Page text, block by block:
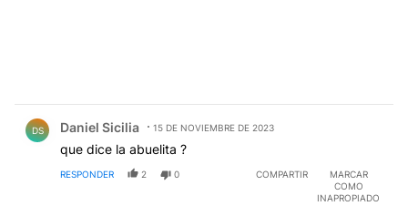
DS Daniel Sicilia 15 DE NOVIEMBRE DE 2023
que dice la abuelita ?
RESPONDER 2 0 COMPARTIR
MARCAR
COMO
INAPROPIADO